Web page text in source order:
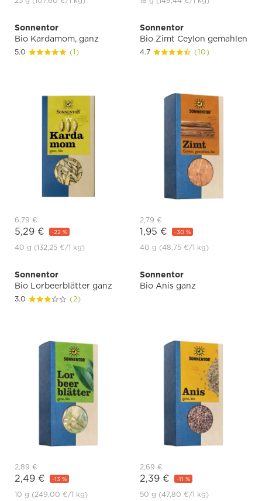
Sonnentor
Bio Kardamom, ganz
5.0 (1)
6,79 €
5,29 € -22 %
40 g (132,25 €/1 kg)
Sonnentor
Bio Zimt Ceylon gemahlen
4.7 (10)
2,79 €
1,95 € -30 %
40 g (48,75 €/1 kg)
Sonnentor
Bio Lorbeerblätter ganz
3.0 (2)
2,89 €
2,49 € -13 %
10 g (249,00 €/1 kg)
Sonnentor
Bio Anis ganz
2,69 €
2,39 € -11 %
50 g (47,80 €/1 kg)